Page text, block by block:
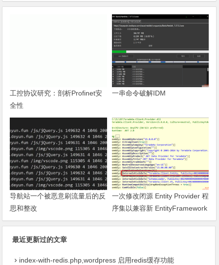
工控协议研究：剖析Profinet安
全性
一串命令破解IDM
导航站一个被恶意刷流量后的反
思和整改
一次修改闭源 Entity Provider 程
序集以兼容新 EntityFramework
的过程
最近更新过的文章
index-with-redis.php,wordpress 启用redis缓存功能